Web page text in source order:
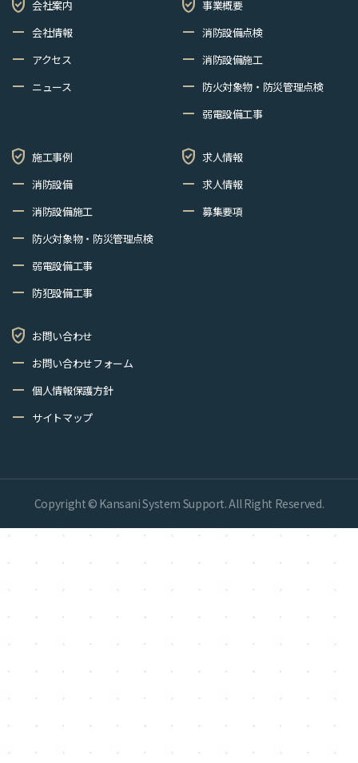
会社案内
remove 会社情報
remove アクセス
remove ニュース
事業概要
remove 消防設備点検
remove 消防設備施工
remove 防火対象物・防災管理点検
remove 弱電設備工事
verified_user 施工事例
remove 消防設備
remove 消防設備施工
remove 防火対象物・防災管理点検
remove 弱電設備工事
remove 防犯設備工事
verified_user 求人情報
remove 求人情報
remove 募集要項
verified_user お問い合わせ
remove お問い合わせフォーム
remove 個人情報保護方針
remove サイトマップ
Copyright © Kansani System Support. All Right Reserved.